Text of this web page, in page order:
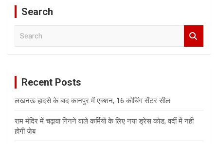
Search
Recent Posts
लखनऊ हादसे के बाद कानपुर में एक्शन, 16 कोचिंग सेंटर सील
राम मंदिर में चढ़ावा गिनने वाले कर्मियों के लिए नया ड्रेस कोड, वर्दी में नहीं
होगी जेब